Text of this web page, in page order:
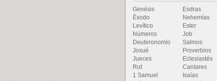
Genésis
Éxodo
Levítico
Números
Deuteronomio
Josué
Jueces
Rut
1 Samuel
Esdras
Nehemías
Ester
Job
Salmos
Proverbios
Eclesiastés
Cantares
Isaías